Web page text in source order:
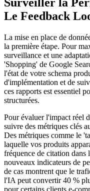
Le Feedback
La mise en place de
la première étape. Pour
surveillance et une
'Shopping' de Google
l'état de votre schema
d'implémentation et de
ces rapports est essentiel
structurées.
Pour évaluer l'impact réel
suivre des métriques clés
Des métriques comme le
laquelle vos produits
fréquence de citation dans
nouveaux indicateurs de
de cas montrent que le
l'IA peut convertir 40 %
pour certains clients e-